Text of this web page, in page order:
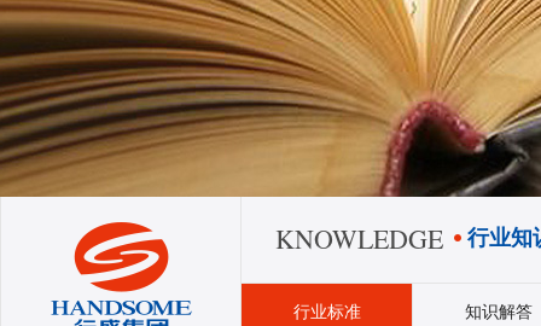
KNOWLEDGE 行业知
行业标准 知识解答